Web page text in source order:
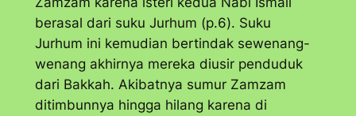
berasal dari suku Jurhum (p.6). Suku
Jurhum ini kemudian bertindak sewenang-
wenang akhirnya mereka diusir penduduk
dari Bakkah. Akibatnya sumur Zamzam
ditimbunnya hingga hilang karena di